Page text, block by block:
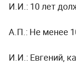
И.И.: 10 лет
А.П.: Не менее
И.И.: Евгений,